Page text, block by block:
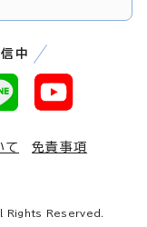
中
て
免責事項
Reserved.